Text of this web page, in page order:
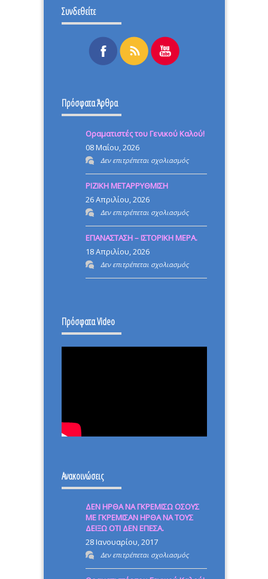
Συνδεθείτε
Πρόσφατα Άρθρα
Οραματιστές του Γενικού Καλού!
08 Μαΐου, 2026
Δεν επιτρέπεται σχολιασμόςστο
Οραματιστές
Καλού!
ΡΙΖΙΚΗ ΜΕΤΑΡΡΥΘΜΙΣΗ
26 Απριλίου, 2026
Δεν επιτρέπεται σχολιασμόςστο
ΡΙΖΙΚΗ
ΜΕΤΑΡΡΥΘΜΙΣΗ
ΕΠΑΝΑΣΤΑΣΗ – ΙΣΤΟΡΙΚΗ ΜΕΡΑ.
18 Απριλίου, 2026
Δεν επιτρέπεται σχολιασμόςστο
ΕΠΑΝΑΣΤΑΣΗ
Πρόσφατα Video
Ανακοινώσεις
ΔΕΝ ΗΡΘΑ ΝΑ ΓΚΡΕΜΙΣΩ ΟΣΟΥΣ
ΜΕ ΓΚΡΕΜΙΣΑΝ ΗΡΘΑ ΝΑ ΤΟΥΣ
ΔΕΙΞΩ ΟΤΙ ΔΕΝ ΕΠΕΣΑ.
28 Ιανουαρίου, 2017
Δεν επιτρέπεται σχολιασμόςστο
ΔΕΝ